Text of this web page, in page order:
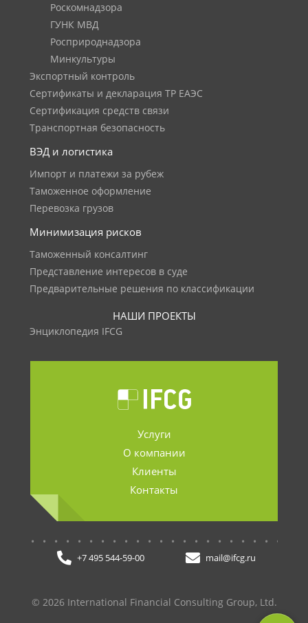
Роскомнадзора
ГУНК МВД
Росприроднадзора
Минкультуры
Экспортный контроль
Сертификаты и декларация ТР ЕАЭС
Сертификация средств связи
Транспортная безопасность
ВЭД и логистика
Импорт и платежи за рубеж
Таможенное оформление
Перевозка грузов
Минимизация рисков
Таможенный консалтинг
Представление интересов в суде
Предварительные решения по классификации
НАШИ ПРОЕКТЫ
Энциклопедия IFCG
Услуги
О компании
Клиенты
Контакты
+7 495 544-59-00 mail@ifcg.ru
© 2026 International Financial Consulting Group, Ltd.